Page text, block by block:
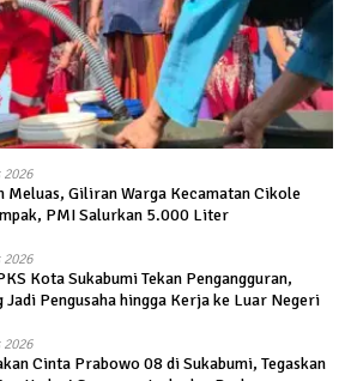
Giliran Warga Kecamatan Cikole
PMI Salurkan 5.000 Liter
Kota Sukabumi Tekan Pengangguran,
Pengusaha hingga Kerja ke Luar Negeri
Cinta Prabowo 08 di Sukabumi, Tegaskan